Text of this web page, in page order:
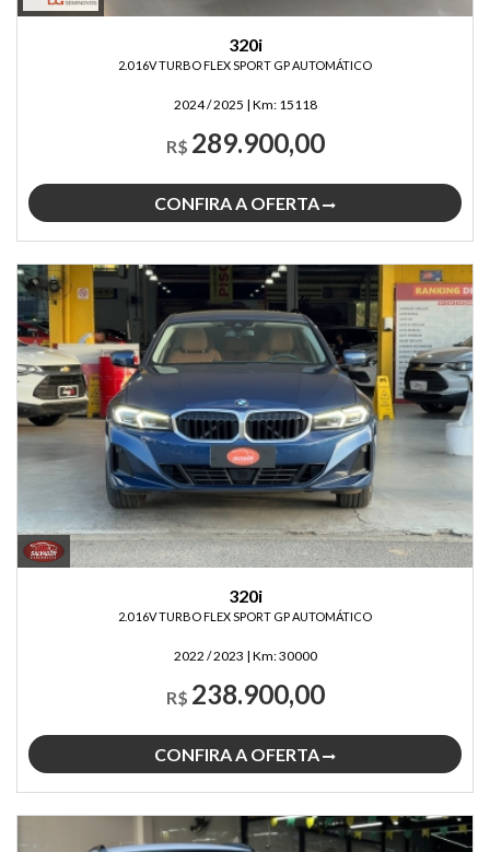
320i
2.0 16V TURBO FLEX SPORT GP AUTOMÁTICO
2024 / 2025 | Km: 15118
R$ 289.900,00
CONFIRA A OFERTA
320i
2.0 16V TURBO FLEX SPORT GP AUTOMÁTICO
2022 / 2023 | Km:30000
R$ 238.900,00
CONFIRA A OFERTA